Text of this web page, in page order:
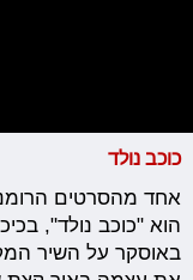
כוכב נולד
אחד מהסרטים
הוא "כוכב נולד",